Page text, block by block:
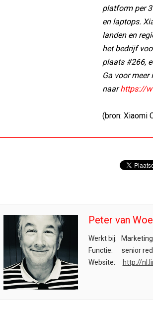
platform per
en laptops.
landen en
het bedrijf
plaats #266,
Ga voor
naarhttps://
(bron: Xiaomi
Peter van
Werkt bij:
Functie:
senior
Website:
http://